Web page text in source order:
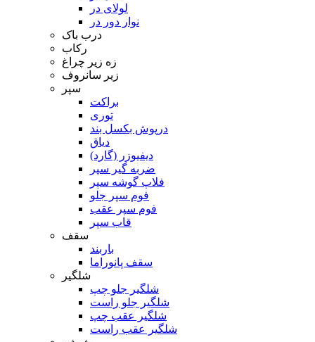
لولای در
نوار دور در
درب باک
رکاب
زه زیر چراغ
زیر سانروف
سپر
براکت
توری
درپوش بکسل بند
دیاق
دیفیوزر (گارد)
ضربه گیر سپر
فلاپ گوشه سپر
فوم سپر جلو
فوم سپر عقب
قاب سپر
سقف
باربند
سقف پانوراما
شلگیر
شلگیر جلو چپ
شلگیر جلو راست
شلگیر عقب چپ
شلگیر عقب راست